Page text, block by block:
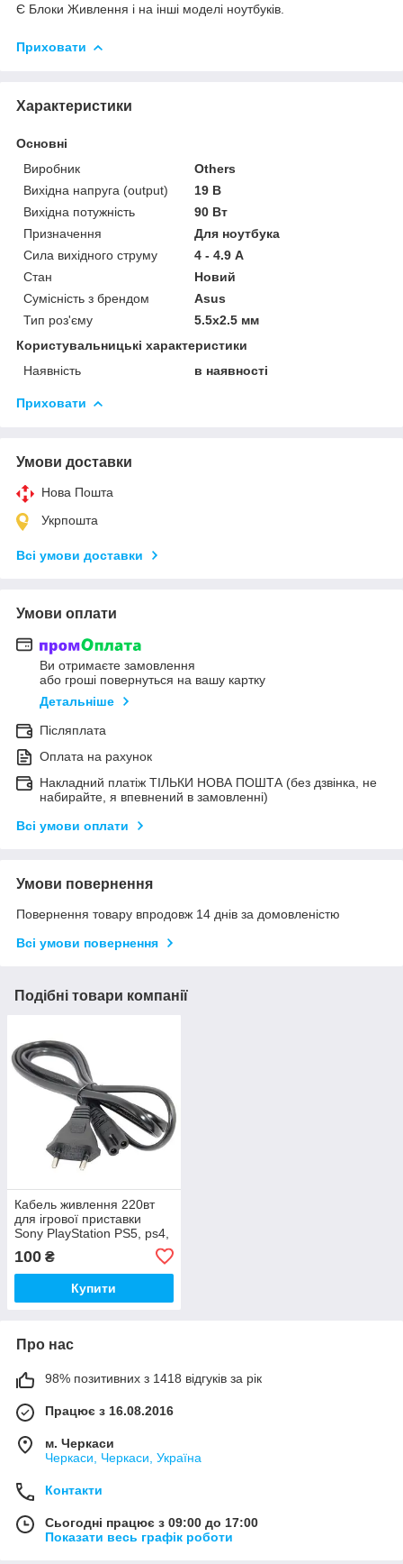
Є Блоки Живлення і на інші моделі ноутбуків.
Приховати
Характеристики
Основні
Виробник
Others
Вихідна напруга (output)
19 В
Вихідна потужність
90 Вт
Призначення
Для ноутбука
Сила вихідного струму
4 - 4.9 А
Стан
Новий
Сумісність з брендом
Asus
Тип роз'єму
5.5x2.5 мм
Користувальницькі характеристики
Наявність
в наявності
Приховати
Умови доставки
Нова Пошта
Укрпошта
Всі умови доставки
Умови оплати
Ви отримаєте замовлення
або гроші повернуться на вашу картку
Детальніше
Післяплата
Оплата на рахунок
Накладний платіж ТІЛЬКИ НОВА ПОШТА (без дзвінка, не
набирайте, я впевнений в замовленні)
Всі умови оплати
Умови повернення
Повернення товару впродовж 14 днів за домовленістю
Всі умови повернення
Подібні товари компанії
Кабель живлення 220вт
для ігрової приставки
Sony PlayStation PS5, ps4,
100 ₴
Купити
Про нас
98% позитивних з 1418 відгуків за рік
Працює з 16.08.2016
м. Черкаси
Черкаси, Черкаси, Україна
Контакти
Сьогодні працює з 09:00 до 17:00
Показати весь графік роботи